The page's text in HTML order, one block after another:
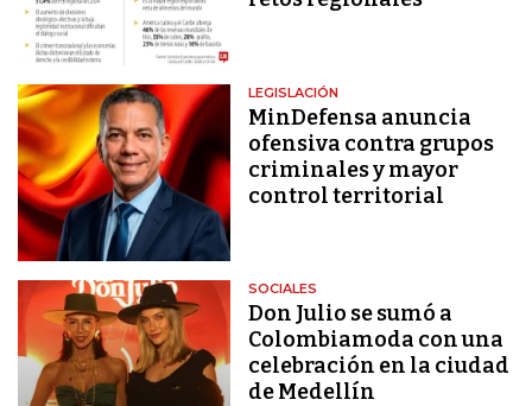
LEGISLACIÓN
MinDefensa anuncia
ofensiva contra grupos
criminales y mayor
control territorial
SOCIALES
Don Julio se sumó a
Colombiamoda con una
celebración en la ciudad
de Medellín